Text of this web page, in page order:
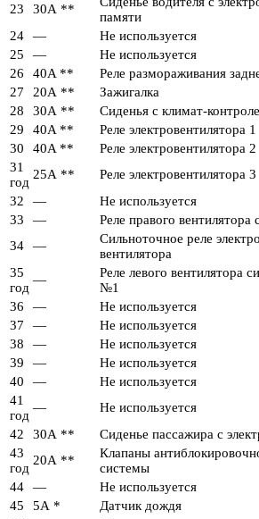
23 30А **
памяти
24
—
Не используется
25
—
Не используется
26
40A **
Реле размораживания
27
20А **
Зажигалка
28
30А **
Сиденья с климат-
29
40A **
Реле электровентилятора 1
30
40A **
Реле электровентилятора 2
31
год
25А **
Реле электровентилятора 3
32
—
Не используется
33
—
Реле правого
34
—
Сильноточное реле
вентилятора
35
год
—
Реле левого вентилятора
№1
36
—
Не используется
37
—
Не используется
38
—
Не используется
39
—
Не используется
40
—
Не используется
41
год
—
Не используется
42
30А **
Сиденье пассажира с
43
год
20А **
Клапаны
системы
44
—
Не используется
45
5А *
Датчик дождя